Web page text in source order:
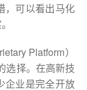
，可以看出马化
Platform）
选择。在高新技
企业是完全开放